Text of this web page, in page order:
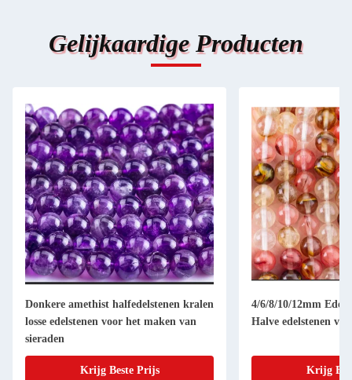
Gelijkaardige Producten
Donkere amethist halfedelstenen kralen
losse edelstenen voor het maken van
sieraden
Krijg Beste Prijs
4/6/8/10/12mm
Halve edelstenen
Krijg